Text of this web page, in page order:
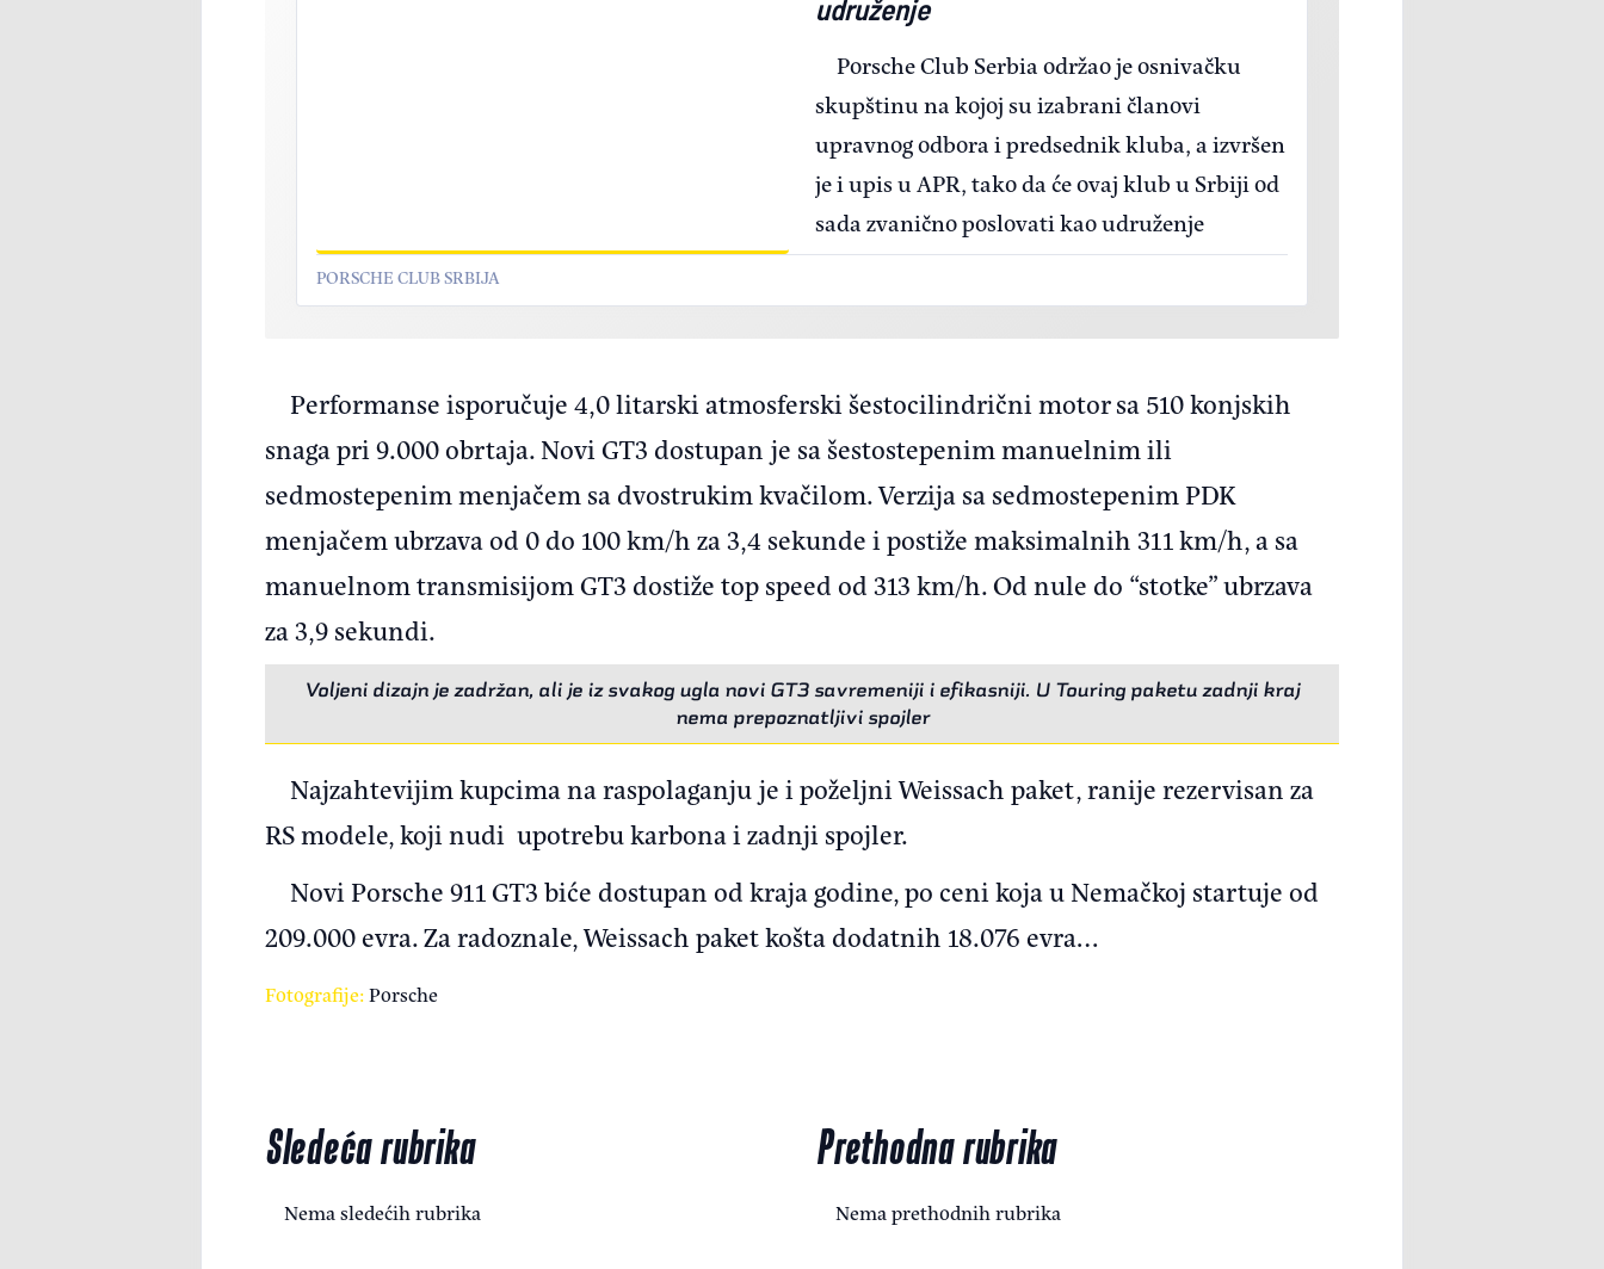
udruženje
Porsche Club Serbia održao je osnivačku
skupštinu na kojoj su izabrani članovi
upravnog odbora i predsednik kluba, a izvršen
je i upis u APR, tako da će ovaj klub u Srbiji od
sada zvanično poslovati kao udruženje
PORSCHE CLUB SRBIJA
Performanse isporučuje 4,0 litarski atmosferski šestocilindrični motor sa 510 konjskih
snaga pri 9.000 obrtaja. Novi GT3 dostupan je sa šestostepenim manuelnim ili
sedmostepenim menjačem sa dvostrukim kvačilom. Verzija sa sedmostepenim PDK
menjačem ubrzava od 0 do 100 km/h za 3,4 sekunde i postiže maksimalnih 311 km/h, a sa
manuelnom transmisijom GT3 dostiže top speed od 313 km/h. Od nule do “stotke” ubrzava
za 3,9 sekundi.
Voljeni dizajn je zadržan, ali je iz svakog ugla novi GT3 savremeniji i efikasniji. U Touring paketu zadnji kraj
nema prepoznatljivi spojler
Najzahtevijim kupcima na raspolaganju je i poželjni Weissach paket, ranije rezervisan za
RS modele, koji nudi upotrebu karbona i zadnji spojler.
Novi Porsche 911 GT3 biće dostupan od kraja godine, po ceni koja u Nemačkoj startuje od
209.000 evra. Za radoznale, Weissach paket košta dodatnih 18.076 evra…
Fotografije:Porsche
Sledeća rubrika
Nema sledećih rubrika
Prethodna rubrika
Nema prethodnih rubrika